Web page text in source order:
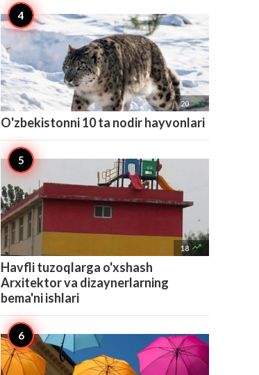
20 
O'zbekistonni 10 ta nodir hayvonlari
18 
Havfli tuzoqlarga o'xshash
Arxitektor va dizaynerlarning
bema'ni ishlari